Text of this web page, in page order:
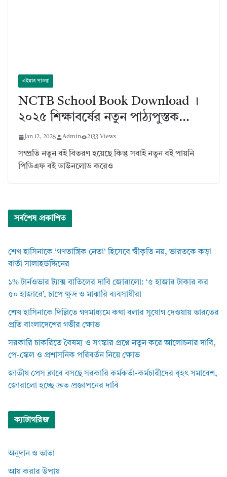
এইমাত্র পাওয়া
NCTB School Book Download ।
২০২৫ শিক্ষাবর্ষের নতুন পাঠ্যপুস্তক…
Jan 12, 2025 Admin 2133 Views
সম্প্রতি নতুন বই বিতরণ হয়েছে কিন্তু সবাই নতুন বই পায়নি
পিডিএফ বই ডাউনলোড করেও
সর্বশেষ প্রকাশিত
শেখ হাসিনাকে ‘গণতান্ত্রিক নেতা’ হিসেবে স্বীকৃতি নয়, ভারতকে কড়া
বার্তা সালাহউদ্দিনের
১% টার্নওভার ট্যাক্স বাতিলের দাবি জোরালো: ‘৫ হাজার টাকার কর
৫০ হাজারে’, চাপে ক্ষুদ্র ও মাঝারি ব্যবসায়ীরা
শেখ হাসিনাকে দিল্লিতে গণমাধ্যমে কথা বলার সুযোগ দেওয়ায় ভারতের
প্রতি বাংলাদেশের গভীর ক্ষোভ
সরকারি চাকরিতে বৈষম্য ও সংস্কার প্রশ্নে নতুন করে আলোচনার দাবি,
পে-স্কেল ও প্রশাসনিক পরিবর্তন নিয়ে ক্ষোভ
জাতীয় প্রেস ক্লাবে বসছে সরকারি কর্মকর্তা-কর্মচারীদের বৃহৎ সমাবেশ,
জোরালো হচ্ছে দ্রুত প্রজ্ঞাপনের দাবি
ক্যাটাগরিজ
অনুদান ও ভাতা
আয় করার উপায়